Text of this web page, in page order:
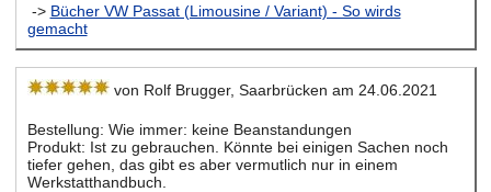
-> Bücher VW Passat (Limousine / Variant) - So wirds
gemacht
von Rolf Brugger, Saarbrücken am 24.06.2021
Bestellung: Wie immer: keine Beanstandungen
Produkt: Ist zu gebrauchen. Könnte bei einigen Sachen noch
tiefer gehen, das gibt es aber vermutlich nur in einem
Werkstatthandbuch.